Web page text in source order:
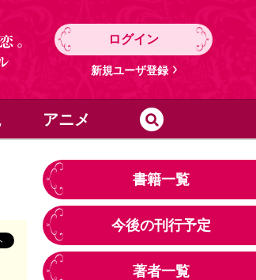
ログイン
新規ユーザ登録
アニメ
書籍一覧
今後の刊行予定
著者一覧